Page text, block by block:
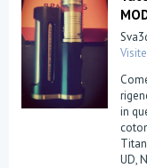
Visite
in
UD,